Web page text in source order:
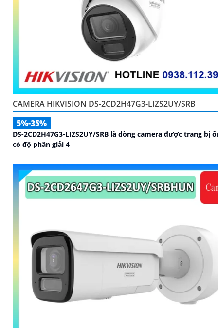
CAMERA HIKVISION DS-2CD2H47G3-LIZS2UY/SRB
5%-35%
DS-2CD2H47G3-LIZS2UY/SRB là dòng camera được trang bị
có độ phân giải 4